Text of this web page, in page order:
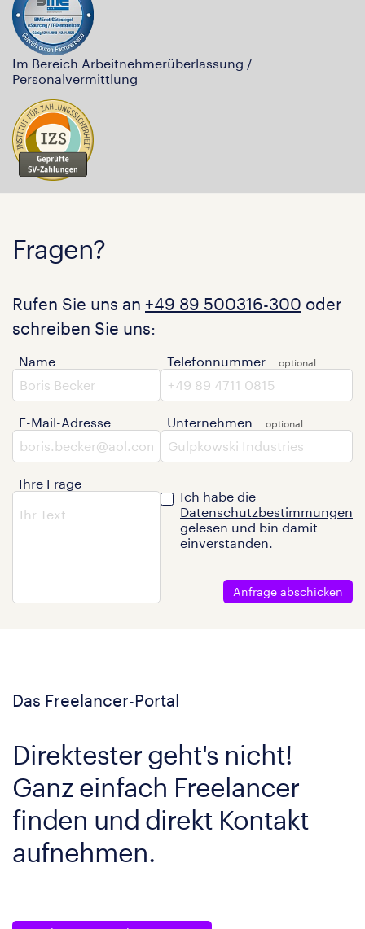
Im Bereich Arbeitnehmerüberlassung /
Personalvermittlung
Fragen?
Rufen Sie uns an +49 89 500316-300 oder
schreiben Sie uns:
Name
E-Mail-Adresse
Ihre Frage
Telefonnummer
Unternehmen
Ich habe die
Datenschutzbestimmungen
gelesen und bin damit
einverstanden.
Anfrage abschicken
Das Freelancer-Portal
Direktester geht's nicht!
Ganz einfach Freelancer
finden und direkt Kontakt
aufnehmen.